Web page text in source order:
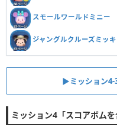
スモールワールドミニー
ジャングルクルーズミッ
▶ミッション4-
ミッション4「スコアボム